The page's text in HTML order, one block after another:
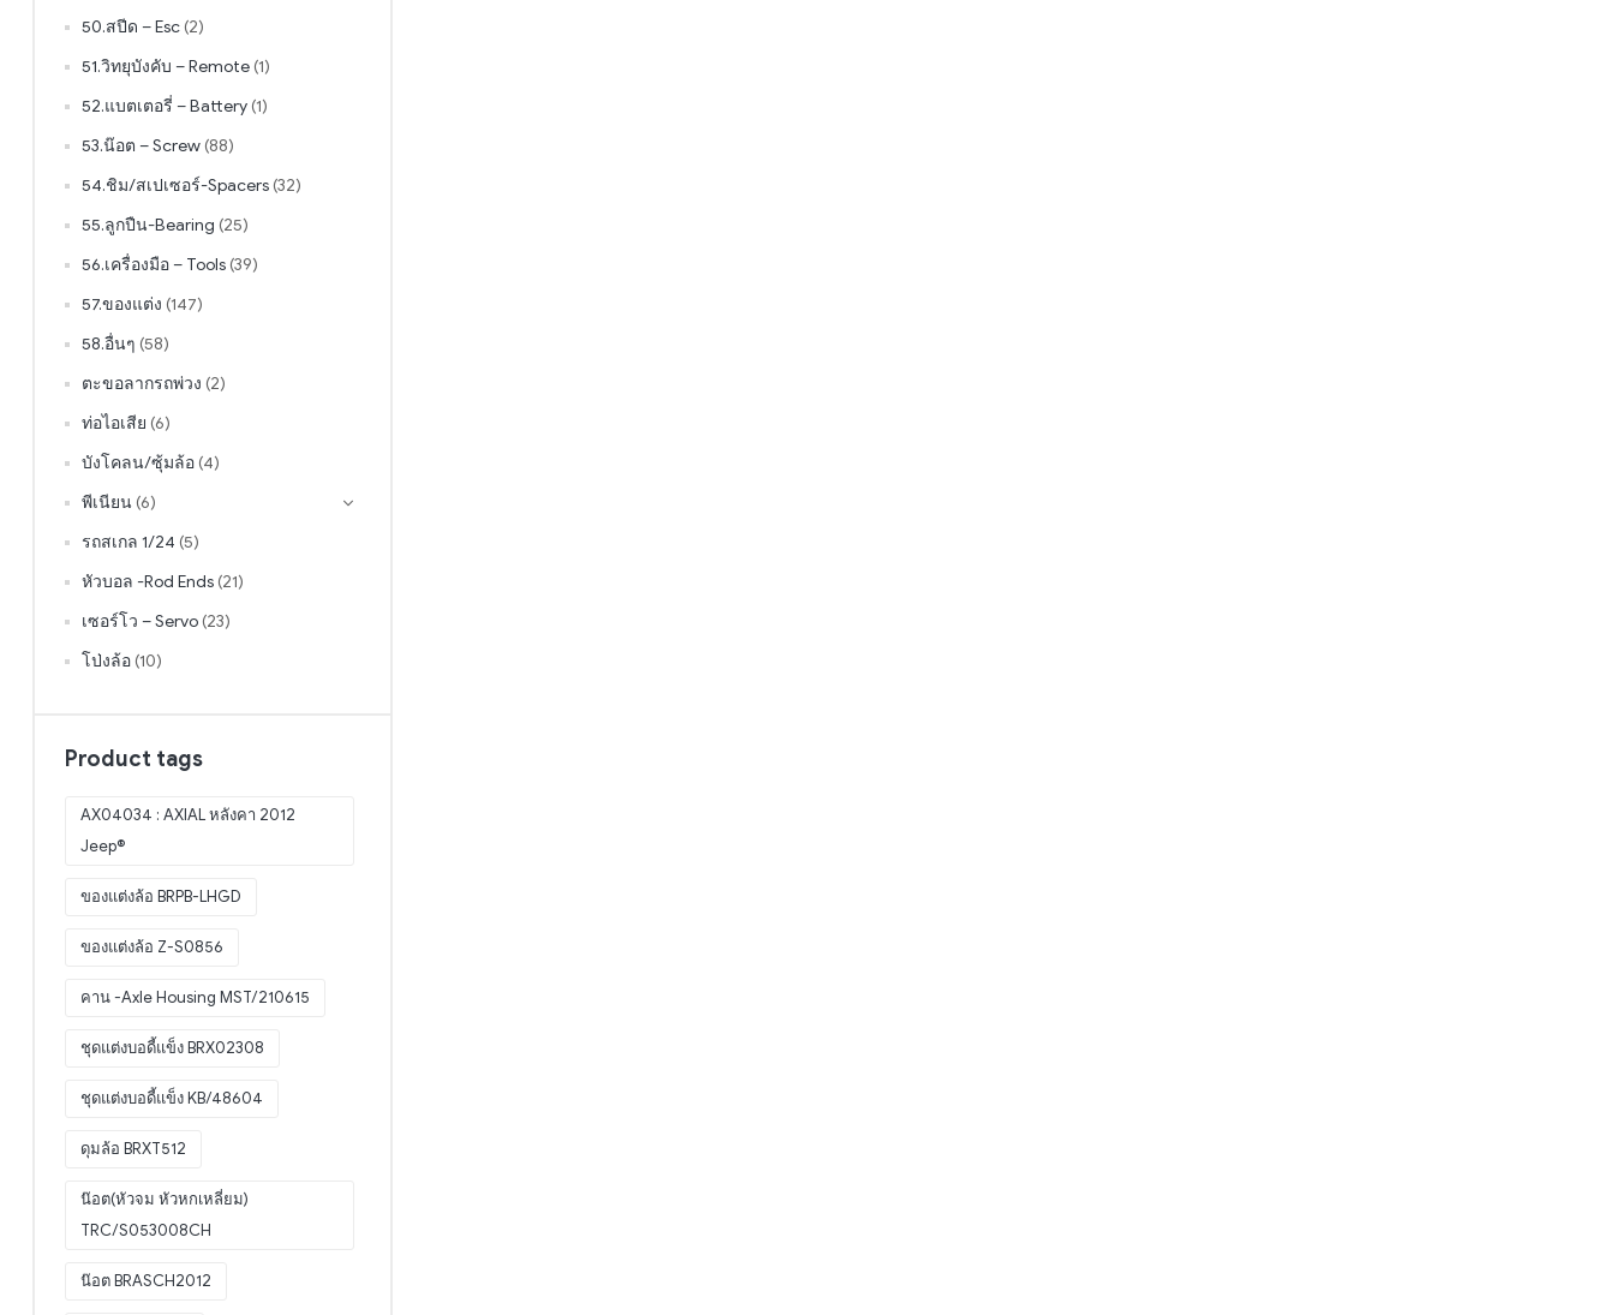
50.สปีด – Esc (2)
51.วิทยุบังคับ – Remote (1)
52.แบตเตอรี่ – Battery (1)
53.น๊อต – Screw (88)
54.ชิม/สเปเซอร์-Spacers (32)
55.ลูกปืน-Bearing (25)
56.เครื่องมือ – Tools (39)
57.ของแต่ง (147)
58.อื่นๆ (58)
ตะขอลากรถพ่วง (2)
ท่อไอเสีย (6)
บังโคลน/ซุ้มล้อ (4)
พีเนียน (6)
รถสเกล 1/24 (5)
หัวบอล -Rod Ends (21)
เซอร์โว – Servo (23)
โป่งล้อ (10)
Product tags
AX04034 : AXIAL หลังคา 2012
Jeep®
ของแต่งล้อ BRPB-LHGD
ของแต่งล้อ Z-S0856
คาน -Axle Housing MST/210615
ชุดแต่งบอดี้แข็ง BRX02308
ชุดแต่งบอดี้แข็ง KB/48604
ดุมล้อ BRXT512
น๊อต(หัวจม หัวหกเหลี่ยม)
TRC/S053008CH
น๊อต BRASCH2012